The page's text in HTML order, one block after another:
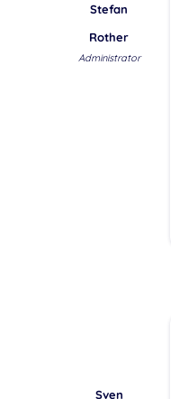
Stefan
Rother
Administrator
Sven